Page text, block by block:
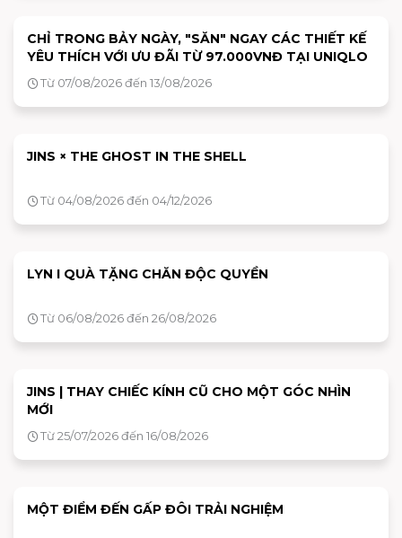
CHỈ TRONG BẢY NGÀY, "SĂN" NGAY CÁC THIẾT KẾ
YÊU THÍCH VỚI ƯU ĐÃI TỪ 97.000VNĐ TẠI UNIQLO
Từ 07/08/2026 đến 13/08/2026
JINS × THE GHOST IN THE SHELL
Từ 04/08/2026 đến 04/12/2026
LYN I QUÀ TẶNG CHĂN ĐỘC QUYỀN
Từ 06/08/2026 đến 26/08/2026
JINS | THAY CHIẾC KÍNH CŨ CHO MỘT GÓC NHÌN
MỚI
Từ 25/07/2026 đến 16/08/2026
MỘT ĐIỂM ĐẾN GẤP ĐÔI TRẢI NGHIỆM